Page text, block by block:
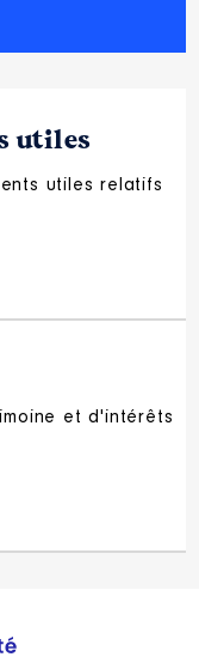
utiles
utiles relatifs
et d'intérêts